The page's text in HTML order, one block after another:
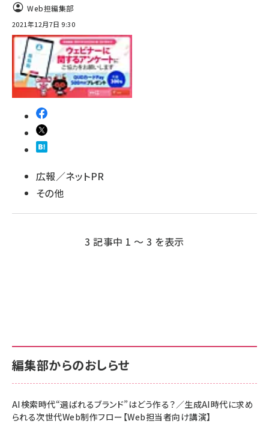
Web担編集部
2021年12月7日 9:30
広報／ネットPR
その他
3 記事中 1 ～ 3 を表示
編集部からのおしらせ
AI検索時代“選ばれるブランド”はどう作る？／生成AI時代に求め
られる次世代Web制作フロー【Web担当者向け講演】